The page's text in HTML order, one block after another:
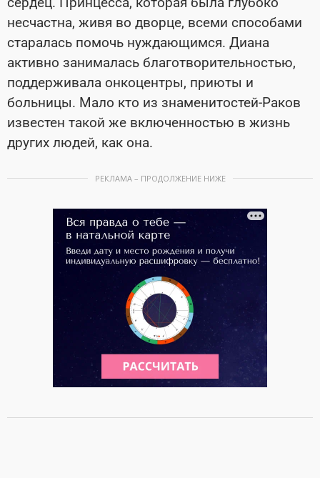
несчастна, живя во дворце, всеми способами
старалась помочь нуждающимся. Диана
активно занималась благотворительностью,
поддерживала онкоцентры, приюты и
больницы. Мало кто из знаменитостей-Раков
известен такой же включенностью в жизнь
других людей, как она.
РЕКЛАМА – ПРОДОЛЖЕНИЕ НИЖЕ